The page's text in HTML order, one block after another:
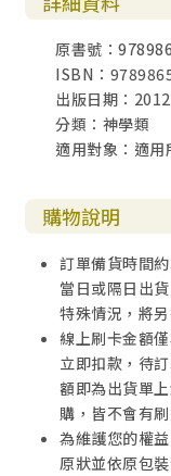
原書號：
ISBN：
出版日期：
分類：神學類
適用對象：適用
購物說明
訂單備貨時間
當日或隔日出
特殊情況，將
線上刷卡金額
立即扣款，待
額即為出貨單
購，皆不會有
為維護您的權
原狀並依原包